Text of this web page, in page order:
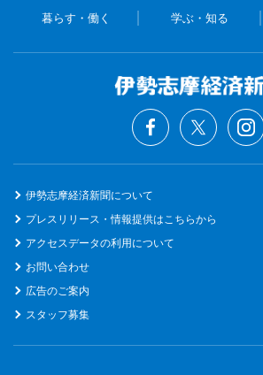
暮らす・働く 学ぶ・知る
伊勢志摩経済新聞について
プレスリリース・情報提供はこちらから
アクセスデータの利用について
お問い合わせ
広告のご案内
スタッフ募集